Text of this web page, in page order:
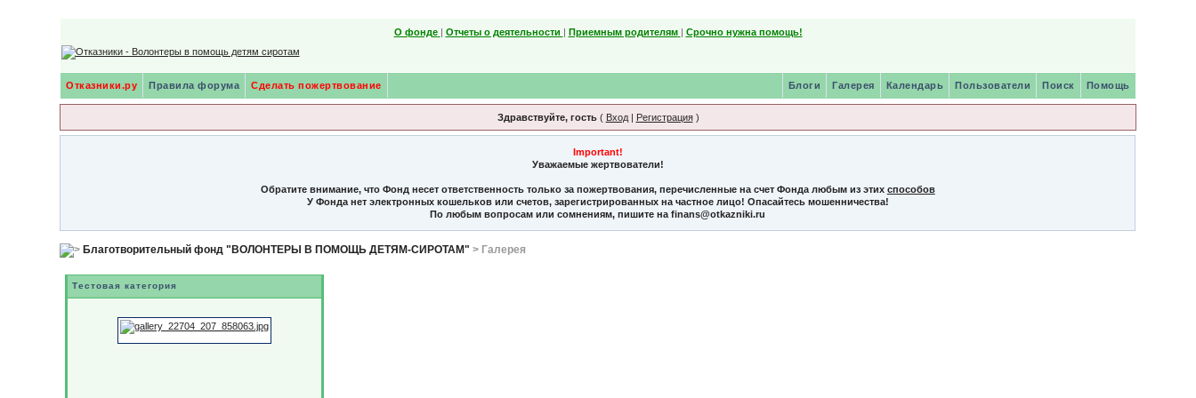
О фонде | Отчеты о деятельности | Приемным родителям | Срочно нужна помощь!
Отказники.ру Правила форума Сделать пожертвование Помощь
Поиск
Пользователи
Календарь
Галерея
Блоги
Здравствуйте, гость( Вход| Регистрация)
Important!
Уважаемые жертвователи!
Обратите внимание, что Фонд несет ответственность только за пожертвования, перечисленные на счет Фонда любым из этих способов
У Фонда нет электронных кошельков или счетов, зарегистрированных на частное лицо! Опасайтесь мошенничества!
По любым вопросам или сомнениям, пишите на finans@otkazniki.ru
Благотворительный фонд "ВОЛОНТЕРЫ В ПОМОЩЬ ДЕТЯМ-СИРОТАМ" > Галерея
Тестовая категория